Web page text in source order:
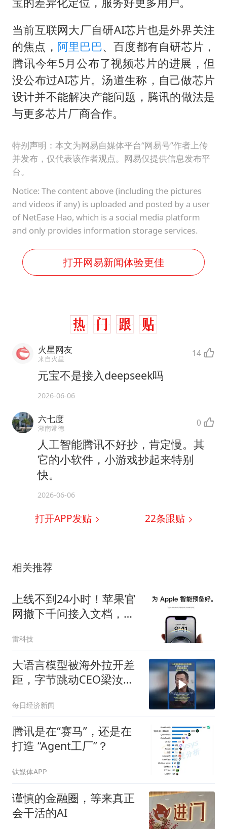
当前互联网大厂自研AI芯片也是外界关注
的焦点， 阿里巴巴、百度都有自研芯片，
腾讯今年5月公布了视频芯片的进展，但
没公布过AI芯片。汤道生称，自己做芯片
设计并不能解决产能问题，腾讯的做法是
与更多芯片厂商合作。
特别声明：本文为网易自媒体平台“网易号”作者上传
并发布，仅代表该作者观点。网易仅提供信息发布平
台。
Notice: The content above (including the pictures
and videos if any) is uploaded and posted by a user
of NetEase Hao, which is a social media platform
and only provides information storage services.
打开网易新闻体验更佳
火星网友
来自火星 14
元宝不是接入deepseek吗
2026-06-06
六七度
湖南常德 0
人工智能腾讯不好抄，肯定慢。其
它的小软件，小游戏抄起来特别
快。
2026-06-06
打开APP发贴 22条跟贴
相关推荐
上线不到24小时！苹果官
网撤下千问接入文档，国
雷科技
大语言模型被海外拉开差
距，字节跳动CEO梁汝
自研和优化长期
每日经济新闻
腾讯是在“赛马”，还是在
打造 “Agent工厂”？
钛媒体APP
谨慎的金融圈，等来真正
会干活的AI